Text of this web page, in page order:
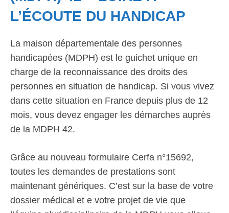
L’ÉCOUTE DU HANDICAP
La maison départementale des personnes
handicapées (MDPH) est le guichet unique en
charge de la reconnaissance des droits des
personnes en situation de handicap. Si vous vivez
dans cette situation en France depuis plus de 12
mois, vous devez engager les démarches auprès
de la MDPH 42.
Grâce au nouveau formulaire Cerfa n°15692,
toutes les demandes de prestations sont
maintenant génériques. C’est sur la base de votre
dossier médical et e votre projet de vie que